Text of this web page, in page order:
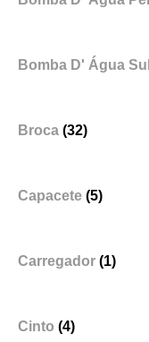
Bomba D' Água
Broca (32)
Capacete (5)
Carregador (1)
Cinto (4)